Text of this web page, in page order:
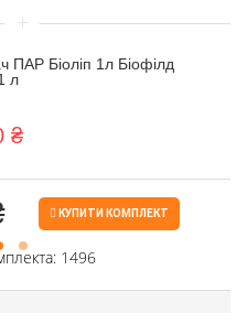
+
ПАР Біоліп 1л Біофілд
л
₴
1496
КУПИТИ КОМПЛЕКТ